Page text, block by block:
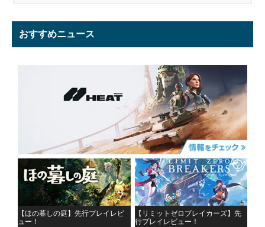
おすすめニュース
【ほの暮しの庭】先行プレイレビ
ュー！
【リミットゼロブレイカーズ】先
行プレイレビュー！